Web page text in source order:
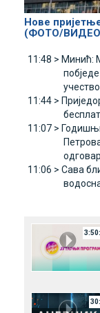
Нове
(ФОТО/
11:48 > Минић:
11:44 >
11:07 >
11:06 > Сава